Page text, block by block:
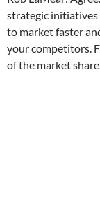
strategic initiatives
to market faster
your competitors.
of the market